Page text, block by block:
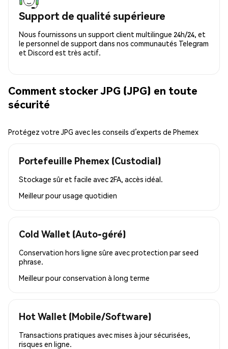
Support de qualité supérieure
Nous fournissons un support client multilingue 24h/24, et
le personnel de support dans nos communautés Telegram
et Discord est très actif.
Comment stocker JPG (JPG) en toute
sécurité
Protégez votre JPG avec les conseils d’experts de Phemex
Portefeuille Phemex (Custodial)
Stockage sûr et facile avec 2FA, accès idéal.
Meilleur pourusage quotidien
Cold Wallet (Auto-géré)
Conservation hors ligne sûre avec protection par seed
phrase.
Meilleur pourconservation à long terme
Hot Wallet (Mobile/Software)
Transactions pratiques avec mises à jour sécurisées,
risques en ligne.